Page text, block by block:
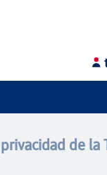
de la